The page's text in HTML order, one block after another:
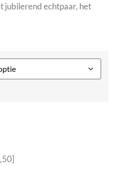
jubilerend echtpaar, het